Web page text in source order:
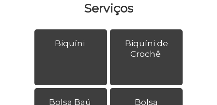
Serviços
Biquíni
Biquíni de
Crochê
Bolsa Baú Bolsa